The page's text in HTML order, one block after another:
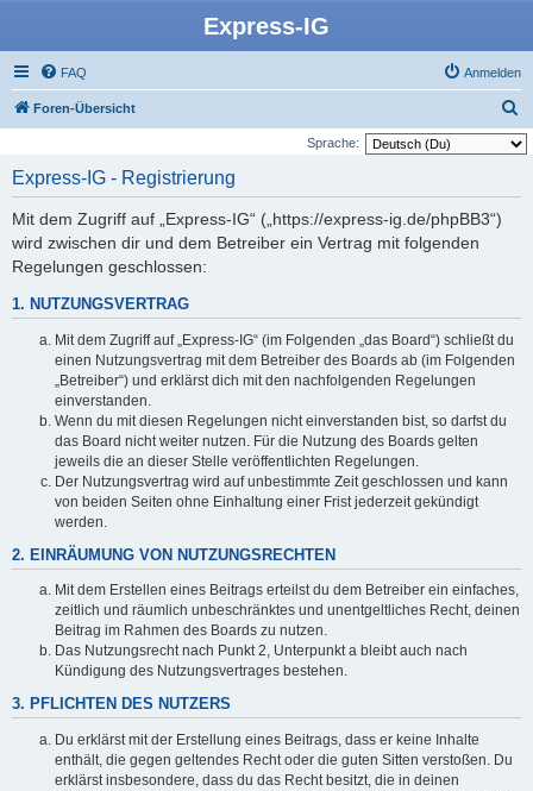
Express-IG
FAQ Anmelden
Foren-Übersicht
u
Sprache:
Express-IG - Registrierung
Mit dem Zugriff auf „Express-IG“ („https://express-ig.de/phpBB3“)
wird zwischen dir und dem Betreiber ein Vertrag mit folgenden
Regelungen geschlossen:
1. NUTZUNGSVERTRAG
Mit dem Zugriff auf „Express-IG“ (im Folgenden „das Board“) schließt du
einen Nutzungsvertrag mit dem Betreiber des Boards ab (im Folgenden
„Betreiber“) und erklärst dich mit den nachfolgenden Regelungen
einverstanden.
Wenn du mit diesen Regelungen nicht einverstanden bist, so darfst du
das Board nicht weiter nutzen. Für die Nutzung des Boards gelten
jeweils die an dieser Stelle veröffentlichten Regelungen.
Der Nutzungsvertrag wird auf unbestimmte Zeit geschlossen und kann
von beiden Seiten ohne Einhaltung einer Frist jederzeit gekündigt
werden.
2. EINRÄUMUNG VON NUTZUNGSRECHTEN
Mit dem Erstellen eines Beitrags erteilst du dem Betreiber ein einfaches,
zeitlich und räumlich unbeschränktes und unentgeltliches Recht, deinen
Beitrag im Rahmen des Boards zu nutzen.
Das Nutzungsrecht nach Punkt 2, Unterpunkt a bleibt auch nach
Kündigung des Nutzungsvertrages bestehen.
3. PFLICHTEN DES NUTZERS
Du erklärst mit der Erstellung eines Beitrags, dass er keine Inhalte
enthält, die gegen geltendes Recht oder die guten Sitten verstoßen. Du
erklärst insbesondere, dass du das Recht besitzt, die in deinen